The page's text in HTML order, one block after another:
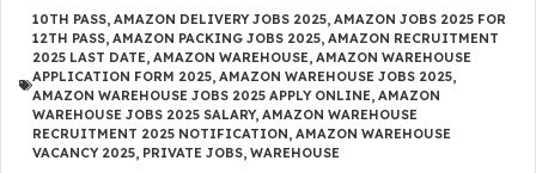
10TH PASS AMAZON DELIVERY JOBS 2025 AMAZON JOBS 2025 FOR
12TH PASS AMAZON PACKING JOBS 2025 AMAZON RECRUITMENT
2025 LAST DATE AMAZON WAREHOUSE AMAZON WAREHOUSE
APPLICATION FORM 2025 AMAZON WAREHOUSE JOBS 2025
AMAZON WAREHOUSE JOBS 2025 APPLY ONLINE AMAZON
WAREHOUSE JOBS 2025 SALARY, AMAZON WAREHOUSE
RECRUITMENT 2025 NOTIFICATION AMAZON WAREHOUSE
VACANCY 2025 PRIVATE JOBS WAREHOUSE